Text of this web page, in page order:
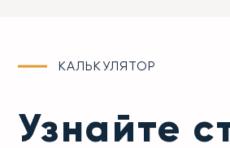
КАЛЬКУЛЯТОР
Узнайте